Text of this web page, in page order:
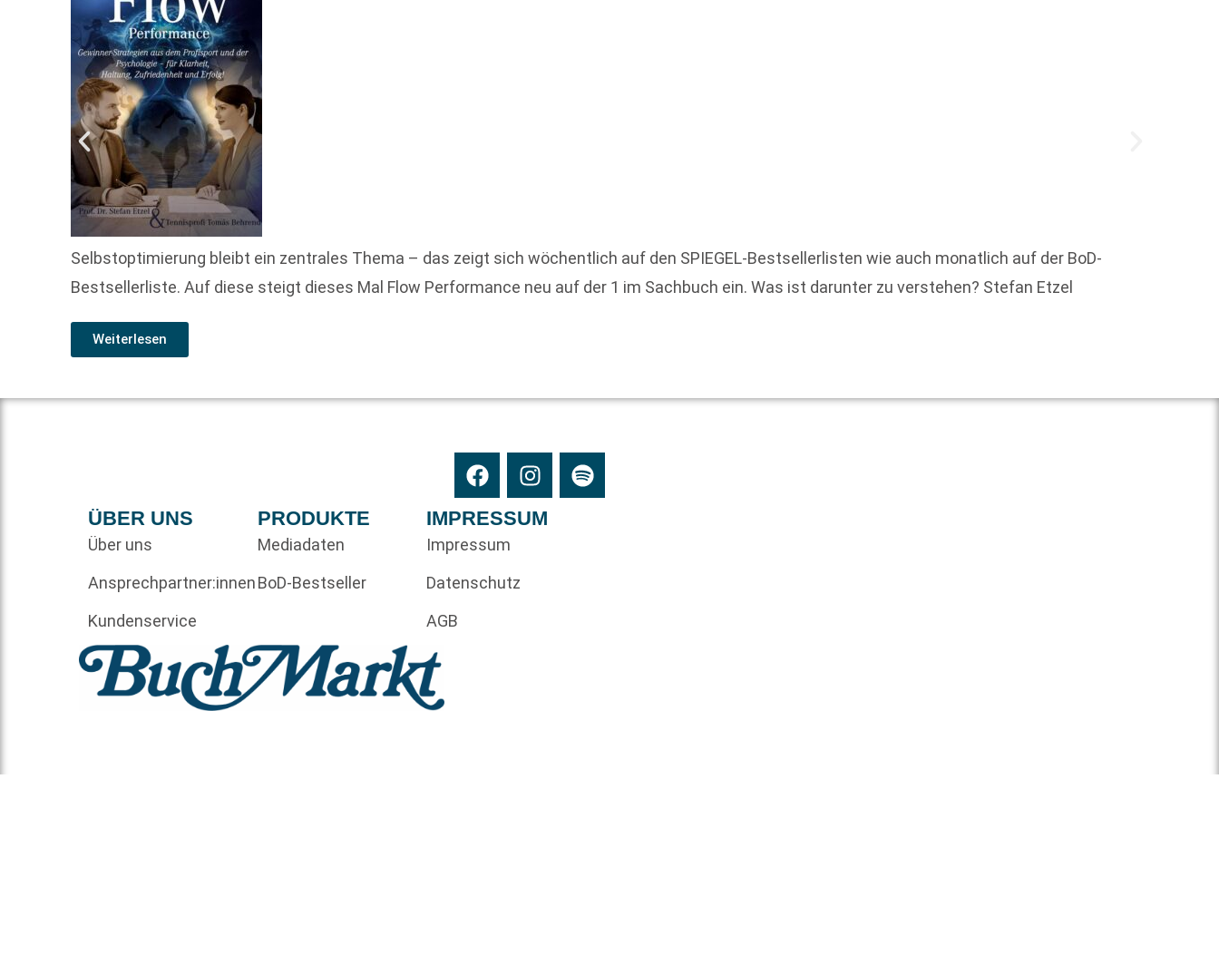
Selbstoptimierung bleibt ein zentrales Thema – das zeigt sich wöchentlich auf den SPIEGEL-Bestsellerlisten wie auch monatlich auf der BoD-
Bestsellerliste. Auf diese steigt dieses Mal Flow Performance neu auf der 1 im Sachbuch ein. Was ist darunter zu verstehen? Stefan Etzel
Weiterlesen
ÜBER UNS
Über uns
Ansprechpartner:innen
Kundenservice
PRODUKTE
Mediadaten
BoD-Bestseller
IMPRESSUM
Impressum
Datenschutz
AGB